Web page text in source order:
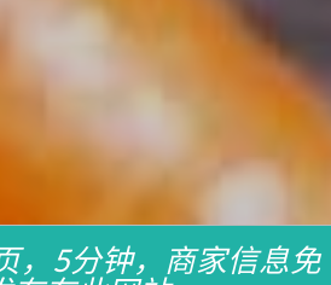
，5分钟，商家信息免